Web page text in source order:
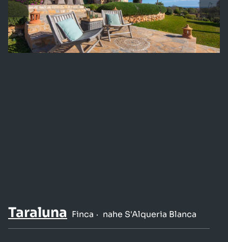
Taraluna Finca nahe S'Alqueria Blanca